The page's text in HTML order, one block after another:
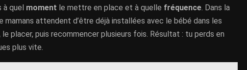
à quel moment le mettre en place et à quelle fréquence. Dans la
mamans attendent d’être déjà installées avec le bébé dans les
le placer, puis recommencer plusieurs fois. Résultat : tu perds en
plus vite.